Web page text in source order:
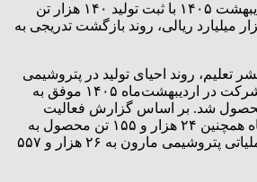
پتروشیمی مارون در اردیبهشت ۱۴۰۵ با ثبت تولید ۱۴۰ هزار تن
و درآمد ۲۶.۶ هزار میلیارد ریالی، روند بازگشت تدریجی به
تعلیم، روند احیای تولید در پتروشیمی
مارون ادامه دارد و این شرکت در اردیبهشت‌ماه ۱۴۰۵ موفق به
هزار و ۵ تن محصول شد. بر اساس گزارش فعالیت
ماهانه شرکت، در این ماه همچنین ۲۴ هزار و ۱۵۵ تن محصول به
فروش رسید و درآمد عملیاتی پتروشیمی مارون به ۲۶ هزار و ۵۵۷